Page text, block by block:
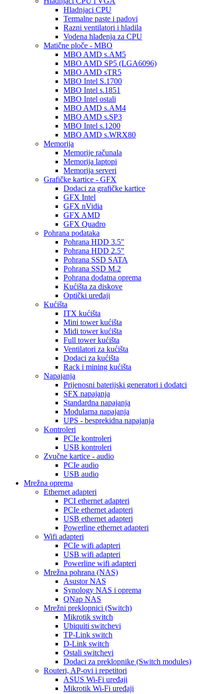
Hladnjaci CPU
Termalne paste i padovi
Razni ventilatori i hladila
Vodena hlađenja za CPU
Matične ploče - MBO
MBO AMD s.AM5
MBO AMD SP5 (LGA6096)
MBO AMD sTR5
MBO Intel S.1700
MBO Intel s.1851
MBO Intel ostali
MBO AMD s.AM4
MBO AMD s.SP3
MBO Intel s.1200
MBO AMD s.WRX80
Memorija
Memorije računala
Memorija laptopi
Memorija serveri
Grafičke kartice - GFX
Dodaci za grafičke kartice
GFX Intel
GFX nVidia
GFX AMD
GFX Quadro
Pohrana podataka
Pohrana HDD 3.5"
Pohrana HDD 2.5"
Pohrana SSD SATA
Pohrana SSD M.2
Pohrana dodatna oprema
Kućišta za diskove
Optički uređaji
Kućišta
ITX kućišta
Mini tower kućišta
Midi tower kućišta
Full tower kućišta
Ventilatori za kućišta
Dodaci za kućišta
Rack i mining kućišta
Napajanja
Prijenosni baterijski generatori i dodatci
SFX napajanja
Standardna napajanja
Modularna napajanja
UPS - besprekidna napajanja
Kontroleri
PCIe kontroleri
USB kontroleri
Zvučne kartice - audio
PCIe audio
USB audio
Mrežna oprema
Ethernet adapteri
PCI ethernet adapteri
PCIe ethernet adapteri
USB ethernet adapteri
Powerline ethernet adapteri
Wifi adapteri
PCIe wifi adapteri
USB wifi adapteri
Powerline wifi adapteri
Mrežna pohrana (NAS)
Asustor NAS
Synology NAS i oprema
QNap NAS
Mrežni preklopnici (Switch)
Mikrotik switch
Ubiquiti switchevi
TP-Link switch
D-Link switch
Ostali switchevi
Dodaci za preklopnike (Switch modules)
Routeri, AP-ovi i repetitori
ASUS Wi-Fi uređaji
Mikrotik Wi-Fi uređaji